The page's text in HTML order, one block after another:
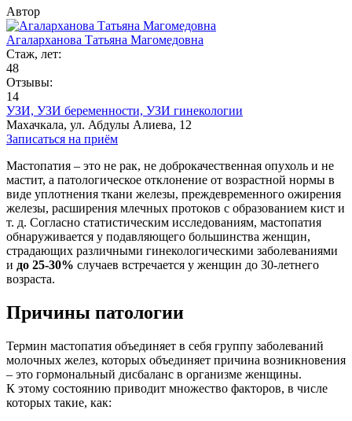
Автор
Агаларханова Татьяна Магомедовна
Стаж, лет:
48
Отзывы:
14
УЗИ, УЗИ беременности, УЗИ гинекологии
Махачкала, ул. Абдулы Алиева, 12
Записаться на приём
Мастопатия – это не рак, не доброкачественная опухоль и не
мастит, а патологическое отклонение от возрастной нормы в
виде уплотнения ткани железы, преждевременного ожирения
железы, расширения млечных протоков с образованием кист и
т. д. Согласно статистическим исследованиям, мастопатия
обнаруживается у подавляющего большинства женщин,
страдающих различными гинекологическими заболеваниями
и до 25-30% случаев встречается у женщин до 30-летнего
возраста.
Причины патологии
Термин мастопатия объединяет в себя группу заболеваний
молочных желез, которых объединяет причина возникновения
– это гормональный дисбаланс в организме женщины.
К этому состоянию приводит множество факторов, в числе
которых такие, как: